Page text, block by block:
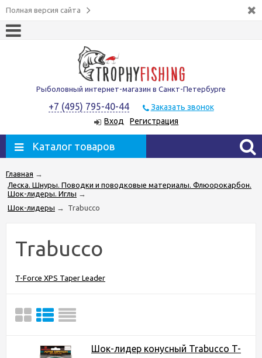
Полная версия сайта
Рыболовный интернет-магазин в Санкт-Петербурге
+7 (495) 795-40-44
Заказать звонок
Вход
Регистрация
Каталог товаров
Главная
→
Леска. Шнуры. Поводки и поводковые материалы. Флюорокарбон.
Шок-лидеры. Иглы →
Шок-лидеры → Trabucco
Trabucco
T-Force XPS Taper Leader
Шок-лидер конусный Trabucco T-